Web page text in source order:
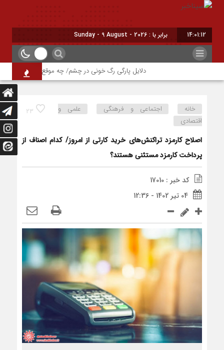
14:01:13 برابر با : Sunday - 9 August - 2026
دلایل پارگی رگ خونی در چشم/ چه موقع باید به پزشک
23 خانه اجتماعی و فرهنگی
علمی و
اقتصادی
اصلاح کارمزد تراکنش‌های خرید کارتی از امروز/ کدام اصناف از
پرداخت کارمزد مستثنی هستند؟
کد خبر : 17010
04 تیر 1402 - 12:36